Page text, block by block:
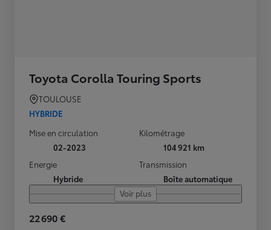
Toyota Corolla Touring Sports
TOULOUSE
HYBRIDE
Mise en circulation
02-2023
Kilométrage
104 921 km
Energie
Hybride
Transmission
Boîte automatique
Voir plus
22 690 €